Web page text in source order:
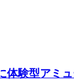
体験型アミ